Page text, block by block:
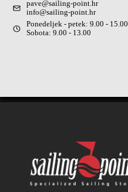
pave@sailing-point.hr
info@sailing-point.hr
Ponedeljek - petek: 9.00 - 15.00
Sobota: 9.00 - 13.00